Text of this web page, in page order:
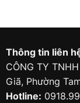
Thông tin liên
CÔNG TY
Giã, Phường
Hotline: